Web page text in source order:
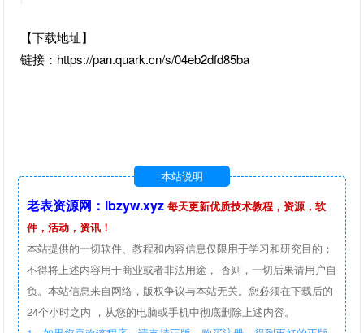
【下载地址】
链接：https://pan.quark.cn/s/04eb2dfd85ba
本站说明
老表资源网：lbzyw.xyz 每天更新优质技术教程，资源，软
件，活动，资讯！
本站提供的一切软件、教程和内容信息仅限用于学习和研究目的；
不得将上述内容用于商业或者非法用途， 否则，一切后果请用户自
负。本站信息来自网络，版权争议与本站无关。您必须在下载后的
24个小时之内 ，从您的电脑或手机中彻底删除上述内容。